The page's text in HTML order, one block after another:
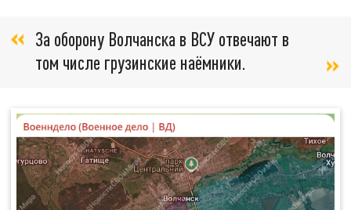
За оборону Волчанска в ВСУ отвечают в
том числе грузинские наёмники.